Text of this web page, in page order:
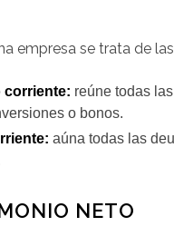
empresa se trata de
corriente: reúne todas
o bonos.
aúna todas las
NETO